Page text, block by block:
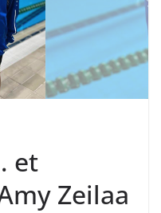
et
Zeilaa